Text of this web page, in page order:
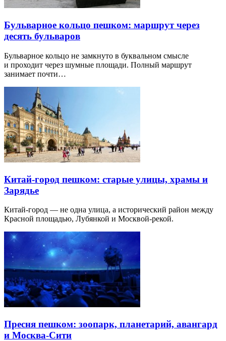
Бульварное кольцо пешком: маршрут через
десять бульваров
Бульварное кольцо не замкнуто в буквальном смысле
и проходит через шумные площади. Полный маршрут
занимает почти…
Китай-город пешком: старые улицы, храмы и
Зарядье
Китай-город — не одна улица, а исторический район между
Красной площадью, Лубянкой и Москвой-рекой.
Пресня пешком: зоопарк, планетарий, авангард
и Москва-Сити